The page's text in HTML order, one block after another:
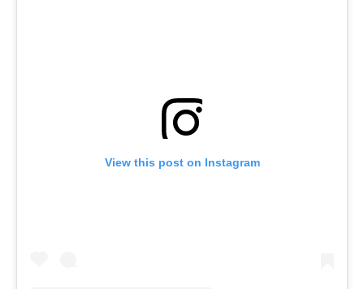
View this post on Instagram